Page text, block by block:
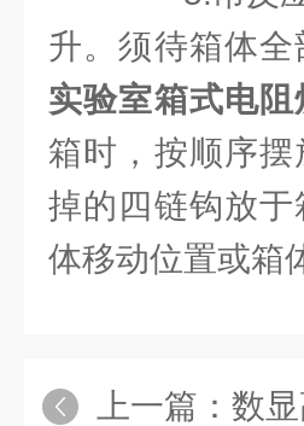
升。须待箱体
实验室箱式电阻
箱时，按顺序
掉的四链钩放
体移动位置或箱
上一篇： 数